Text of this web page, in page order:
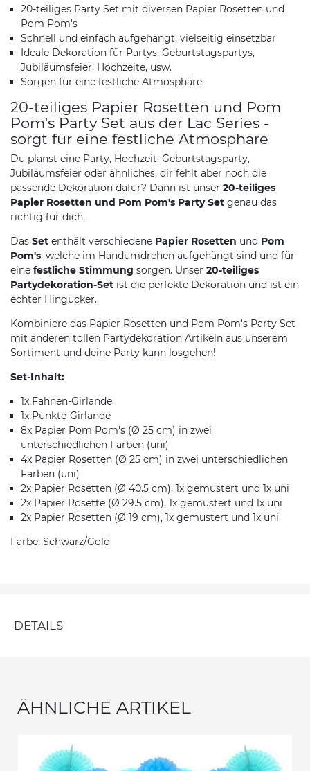
20-teiliges Party Set mit diversen Papier Rosetten und
Pom Pom's
Schnell und einfach aufgehängt, vielseitig einsetzbar
Ideale Dekoration für Partys, Geburtstagspartys,
Jubiläumsfeier, Hochzeite, usw.
Sorgen für eine festliche Atmosphäre
20-teiliges Papier Rosetten und Pom
Pom's Party Set aus der Lac Series -
sorgt für eine festliche Atmosphäre
Du planst eine Party, Hochzeit, Geburtstagsparty,
Jubiläumsfeier oder ähnliches, dir fehlt aber noch die
passende Dekoration dafür? Dann ist unser 20-teiliges
Papier Rosetten und Pom Pom's Party Set genau das
richtig für dich.
Das Set enthält verschiedene Papier Rosetten und Pom
Pom's, welche im Handumdrehen aufgehängt sind und für
eine festliche Stimmung sorgen. Unser 20-teiliges
Partydekoration-Set ist die perfekte Dekoration und ist ein
echter Hingucker.
Kombiniere das Papier Rosetten und Pom Pom's Party Set
mit anderen tollen Partydekoration Artikeln aus unserem
Sortiment und deine Party kann losgehen!
Set-Inhalt:
1x Fahnen-Girlande
1x Punkte-Girlande
8x Papier Pom Pom's (Ø 25 cm) in zwei
unterschiedlichen Farben (uni)
4x Papier Rosetten (Ø 25 cm) in zwei unterschiedlichen
Farben (uni)
2x Papier Rosetten (Ø 40.5 cm), 1x gemustert und 1x uni
2x Papier Rosette (Ø 29.5 cm), 1x gemustert und 1x uni
2x Papier Rosetten (Ø 19 cm), 1x gemustert und 1x uni
Farbe: Schwarz/Gold
DETAILS
ÄHNLICHE ARTIKEL